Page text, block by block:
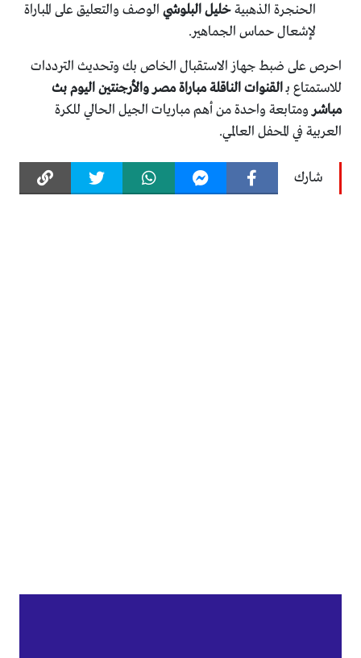
الحنجرة الذهبيةخليل البلوشي الوصف والتعليق على المباراة
لإشعال حماس الجماهير.
احرص على ضبط جهاز الاستقبال الخاص بك وتحديث الترددات
للاستمتاع بـالقنوات الناقلة مباراة مصر والأرجنتين اليوم بث
مباشرومتابعة واحدة من أهم مباريات الجيل الحالي للكرة
العربية في المحفل العالمي.
شارك